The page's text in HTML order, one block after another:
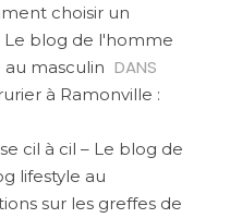
choisir un
Le blog de l'homme
masculin DANS
à Ramonville :
cil à cil – Le blog de
lifestyle au
sur les greffes de